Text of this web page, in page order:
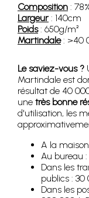
Composition :
Largeur: 140cm
Poids: 650g/m²
Martindale: >40
Le saviez-vous ?
Martindale est
résultat de 40
une très bonne
d'utilisation, les
A la
Au bureau
Dans les
publics :
Dans les